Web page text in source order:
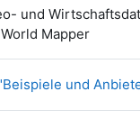
und
Mapper
und